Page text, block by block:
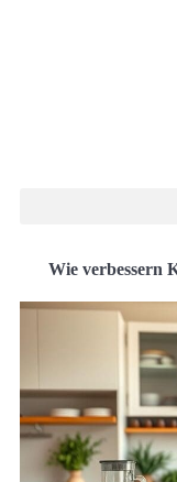
Wie verbessern